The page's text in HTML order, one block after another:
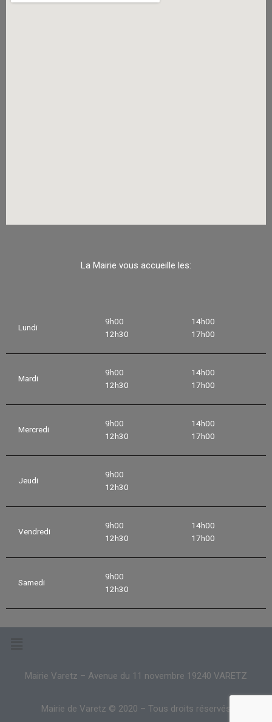
La Mairie vous accueille les:
Lundi
9h00
12h30
14h00
17h00
Mardi
9h00
12h30
14h00
17h00
Mercredi
9h00
12h30
14h00
17h00
Jeudi
9h00
12h30
Vendredi
9h00
12h30
14h00
17h00
Samedi
9h00
12h30
Mairie Varetz – Avenue du 11 novembre 19240 VARETZ
Mairie de Varetz © 2020 – Tous droits réservés